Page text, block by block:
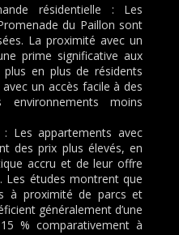
résidentielle : Les
du Paillon sont
La proximité avec un
prime significative aux
en plus de résidents
un accès facile à des
moins
Les appartements avec
des prix plus élevés, en
accru et de leur offre
Les études montrent que
à proximité de parcs et
généralement d’une
% comparativement à